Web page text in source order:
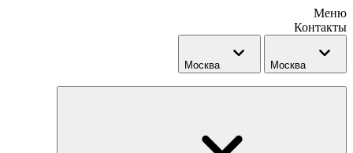
Меню
Контакты
Москва Москва